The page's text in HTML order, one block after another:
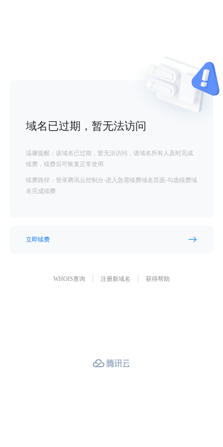
域名已过期，暂无法访问
温馨提醒：该域名已过期，暂无法访问，请域名所有人及时完成
续费，续费后可恢复正常使用
续费路径：登录腾讯云控制台-进入急需续费域名页面-勾选续费域
名完成续费
立即续费
WHOIS查询 注册新域名 获得帮助